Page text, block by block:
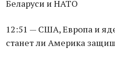
Беларуси и НАТО
12:51 — США, Европа и
станет ли Америка